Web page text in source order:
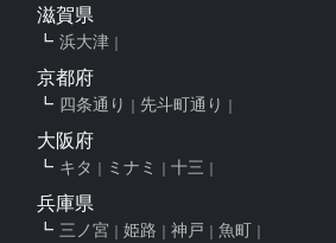
滋賀県
浜大津
京都府
四条通り 先斗町通り
大阪府
キタ ミナミ 十三
兵庫県
三ノ宮 姫路 神戸 魚町